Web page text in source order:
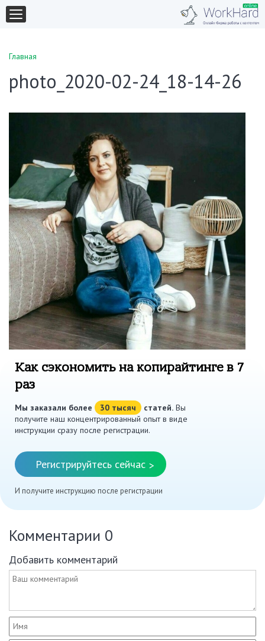
Главная
photo_2020-02-24_18-14-26
Как сэкономить на копирайтинге в 7
раз
Мы заказали более 30 тысяч статей. Вы
получите наш концентрированный опыт в виде
инструкции сразу после регистрации.
Регистрируйтесь сейчас >
И получите инструкцию после регистрации
Комментарии 0
Добавить комментарий